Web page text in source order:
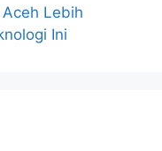
Lebih
Ini